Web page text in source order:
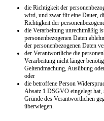
die Richtigkeit der
wird, und zwar für eine Dauer,
Richtigkeit der
die Verarbeitung unrechtmäßig
personenbezogenen Daten
der personenbezogenen Daten
der Verantwortliche die
Verarbeitung nicht länger
Geltendmachung, Ausübung
oder
die betroffene Person
Absatz 1 DSGVO eingelegt hat,
Gründe des Verantwortlichen
überwiegen.